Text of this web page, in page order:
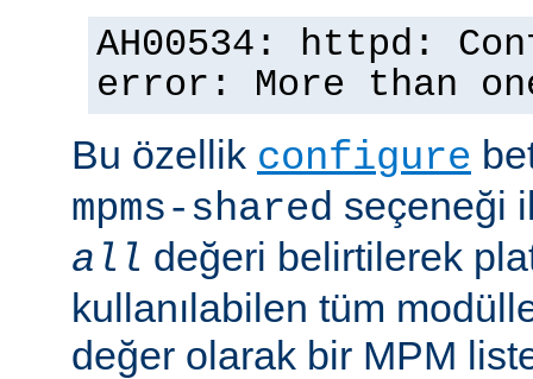
AH00534: httpd:
error: More than
Bu özellik configure
mpms-shared seçeneği
all değeri belirtilerek
kullanılabilen tüm
değer olarak bir MPM